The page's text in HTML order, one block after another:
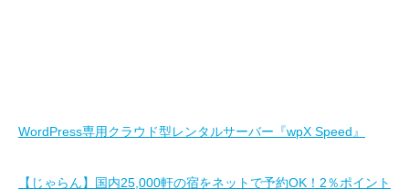
WordPress専用クラウド型レンタルサーバー『wpX Speed』
【じゃらん】国内25,000軒の宿をネットで予約OK！2％ポイント